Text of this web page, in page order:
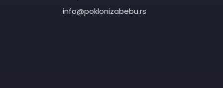
info@poklonizabebu.rs